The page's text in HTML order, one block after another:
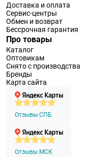
Доставка и оплата
Сервис-центры
Обмен и возврат
Бессрочная гарантия
Про товары
Каталог
Оптовикам
Снято с производства
Бренды
Карта сайта
Отзывы СПБ
Отзывы МСК